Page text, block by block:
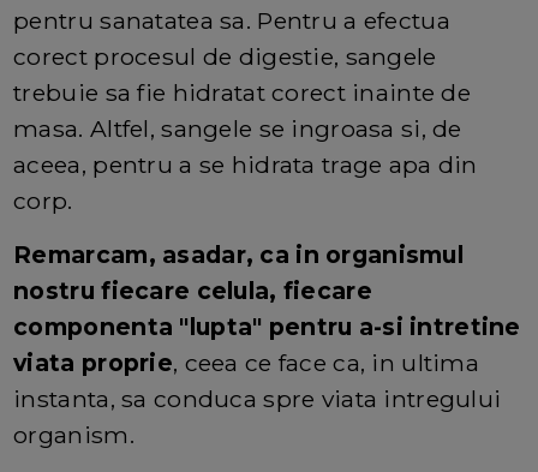
pentru sanatatea sa. Pentru a efectua
corect procesul de digestie, sangele
trebuie sa fie hidratat corect inainte de
masa. Altfel, sangele se ingroasa si, de
aceea, pentru a se hidrata trage apa din
corp.
Remarcam, asadar, ca in organismul
nostru fiecare celula, fiecare
componenta "lupta" pentru a-si intretine
viata proprie, ceea ce face ca, in ultima
instanta, sa conduca spre viata intregului
organism.